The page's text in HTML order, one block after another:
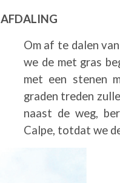
AFDALING
Om af te dalen
we de met gras
met een stenen
graden treden
naast de weg,
Calpe, totdat we